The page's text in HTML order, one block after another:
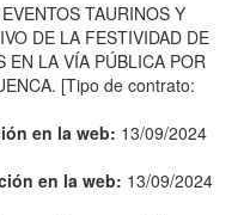
TAURINOS Y
DE LA FESTIVIDAD DE
EN LA VÍA PÚBLICA POR
[Tipo de contrato:
en la web: 13/09/2024
en la web: 13/09/2024